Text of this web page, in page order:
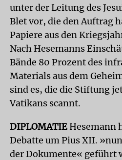
unter der Leitung des
Blet vor, die den Auftrag
Papiere aus den
Nach Hesemanns
Bände 80 Prozent des
Materials aus dem
sind es, die die Stiftung
Vatikans scannt.
DIPLOMATIE Hesemann
Debatte um Pius XII.
der Dokumente« geführt